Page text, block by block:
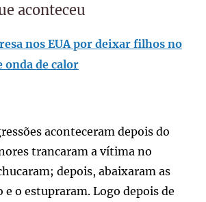
aconteceu
nos EUA por deixar filhos no
de calor
aconteceram depois do
trancaram a vítima no
depois, abaixaram as
e o estupraram. Logo depois de